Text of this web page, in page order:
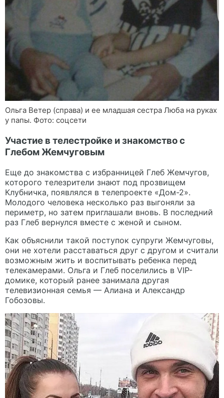
Ольга Ветер (справа) и ее младшая сестра Люба на руках
у папы. Фото: соцсети
Участие в телестройке и знакомство с
Глебом Жемчуговым
Еще до знакомства с избранницей Глеб Жемчугов,
которого телезрители знают под прозвищем
Клубничка, появлялся в телепроекте «Дом-2».
Молодого человека несколько раз выгоняли за
периметр, но затем приглашали вновь. В последний
раз Глеб вернулся вместе с женой и сыном.
Как объяснили такой поступок супруги Жемчуговы,
они не хотели расставаться друг с другом и считали
возможным жить и воспитывать ребенка перед
телекамерами. Ольга и Глеб поселились в VIP-
домике, который ранее занимала другая
телевизионная семья — Алиана и Александр
Гобозовы.